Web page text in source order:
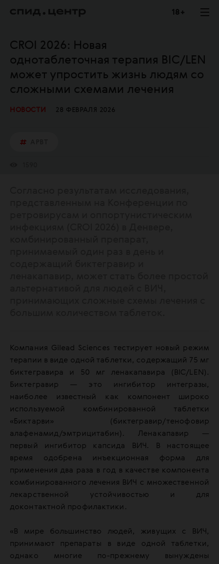
18 +
CROI 2026: Новая
однотаблеточная терапия BIC/LEN
может упростить жизнь людям со
сложными схемами лечения
НОВОСТИ 28 ФЕВРАЛЯ 2026
Компания Gilead Sciences тестирует новый режим
терапии в виде одной таблетки, содержащий 75 мг
биктегравира и 50 мг ленакапавира (BIC/LEN).
Биктегравир — это ингибитор интегразы,
наиболее известный как компонент широко
используемой комбинированной таблетки
«Биктарви» (биктегравир/тенофовир
алафенамид/эмтрицитабин). Ленакапавир —
первый ингибитор капсида ВИЧ. В настоящее
время одобрена инъекционная форма для
применения два раза в год в качестве компонента
комбинированного лечения ВИЧ с множественной
лекарственной устойчивостью и для
доконтактной профилактики.
«В мире большинство людей, живущих с ВИЧ,
принимают препараты в виде одной таблетки,
однако многие по-прежнему вынуждены